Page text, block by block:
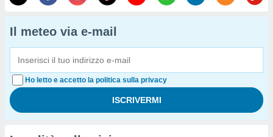
Il meteo via e-mail
Ho letto e accetto la politica sulla privacy